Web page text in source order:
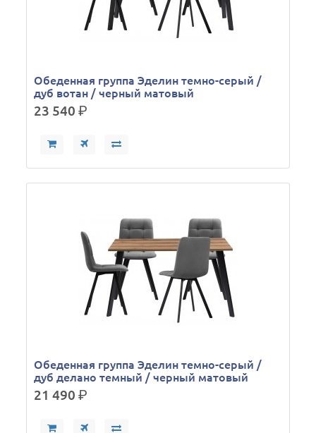
Обеденная группа Эделин темно-серый /
дуб вотан / черный матовый
23 540р.
Обеденная группа Эделин темно-серый /
дуб делано темный / черный матовый
21 490р.